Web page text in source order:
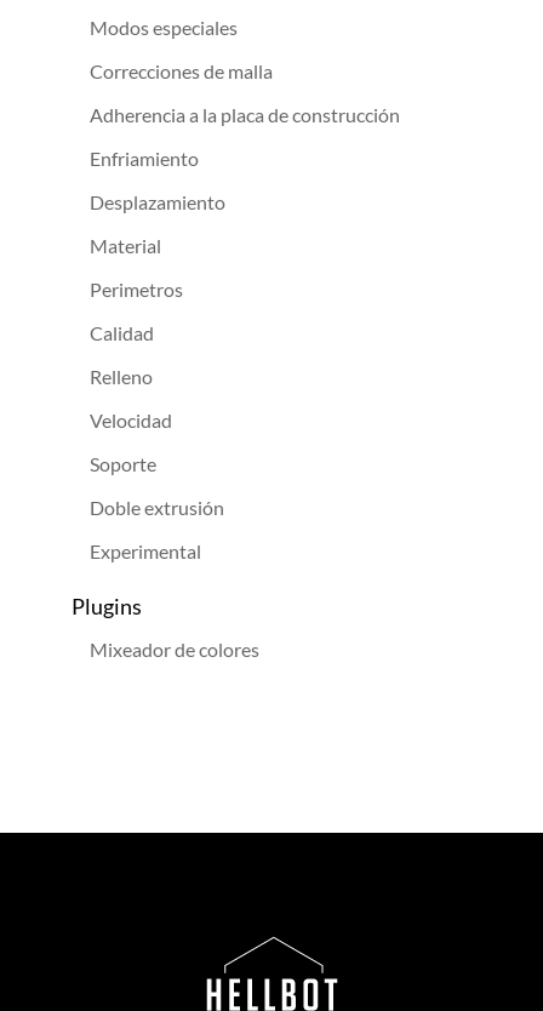
Modos especiales
Correcciones de malla
Adherencia a la placa de construcción
Enfriamiento
Desplazamiento
Material
Perimetros
Calidad
Relleno
Velocidad
Soporte
Doble extrusión
Experimental
Plugins
Mixeador de colores